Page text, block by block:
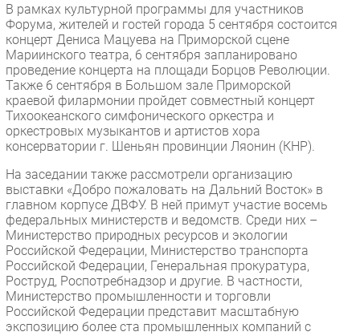
В рамках культурной программы для участников
Форума, жителей и гостей города 5 сентября состоится
концерт Дениса Мацуева на Приморской сцене
Мариинского театра, 6 сентября запланировано
проведение концерта на площади Борцов Революции.
Также 6 сентября в Большом зале Приморской
краевой филармонии пройдет совместный концерт
Тихоокеанского симфонического оркестра и
оркестровых музыкантов и артистов хора
консерватории г. Шеньян провинции Ляонин (КНР).
На заседании также рассмотрели организацию
выставки «Добро пожаловать на Дальний Восток» в
главном корпусе ДВФУ. В ней примут участие восемь
федеральных министерств и ведомств. Среди них –
Министерство природных ресурсов и экологии
Российской Федерации, Министерство транспорта
Российской Федерации, Генеральная прокуратура,
Роструд, Роспотребнадзор и другие. В частности,
Министерство промышленности и торговли
Российской Федерации представит масштабную
экспозицию более ста промышленных компаний с